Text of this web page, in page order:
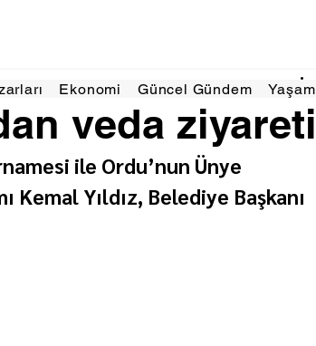
Ekonomi Güncel Gündem Yaşam
veda ziyareti
ile Ordu’nun Ünye
Yıldız, Belediye Başkanı